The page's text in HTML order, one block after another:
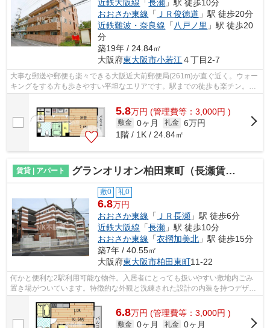
近鉄大阪線 「長瀬 」駅 徒歩10分
おおさか東線 「 ＪＲ俊徳道 」駅 徒歩20分
近鉄難波・奈良線 「 八戸ノ里 」駅 徒歩20
分
築19年 / 24.84㎡
大阪府東大阪市小若江 ４丁目2-7
大事な郵送や郵便も楽々できる大阪近大前郵便局(261m)が直ぐ近く。ウォー
キングをする方も歩きやすい平坦なエリアです。駅までの徒歩も楽チン。徒
5.8万円 (管理費等：3,000円 )
敷金 0ヶ月 礼金 6万円
1階 / 1K / 24.84㎡
賃貸 | アパート グランオリオン柏田東町（長瀬賃貸）
敷0 礼0
6.8万円
おおさか東線 「 ＪＲ長瀬 」駅 徒歩6分
近鉄大阪線 「長瀬 」駅 徒歩10分
おおさか東線 「衣摺加美北 」駅 徒歩15分
築7年 / 40.55㎡
大阪府東大阪市柏田東町11-22
何かと便利な2駅利用可能な物件。入居者にとっても扱いやすい敷地内ごみ
置き場がついています。特徴的な外観と洗練された設計の内装を持つデザイ
ナーズ。駅から徒歩6分以内の物件なら...
6.8万円 (管理費等：3,000円 )
敷金 0ヶ月 礼金 0ヶ月